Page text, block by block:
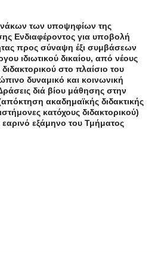
των υποψηφίων της
Ενδιαφέροντος για υποβολή
προς σύναψη έξι συμβάσεων
ιδιωτικού δικαίου, από νέους
στο πλαίσιο του
δυναμικό και κοινωνική
διά βίου μάθησης στην
ακαδημαϊκής διδακτικής
κατόχους διδακτορικού)
εξάμηνο του Τμήματος